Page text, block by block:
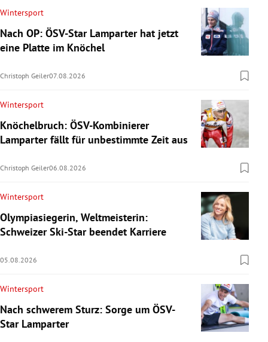
Wintersport
Nach OP: ÖSV-Star Lamparter hat jetzt
eine Platte im Knöchel
Christoph Geiler07.08.2026
Wintersport
Knöchelbruch: ÖSV-Kombinierer
Lamparter fällt für unbestimmte Zeit aus
Christoph Geiler06.08.2026
Wintersport
Olympiasiegerin, Weltmeisterin:
Schweizer Ski-Star beendet Karriere
05.08.2026
Wintersport
Nach schwerem Sturz: Sorge um ÖSV-
Star Lamparter